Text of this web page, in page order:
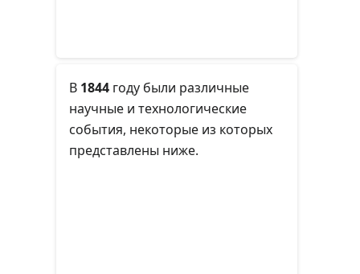
В 1844 году были различные
научные и технологические
события, некоторые из которых
представлены ниже.